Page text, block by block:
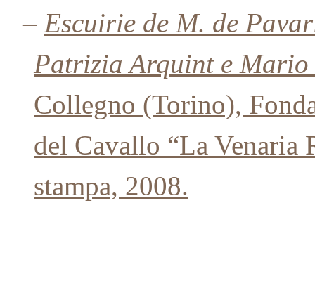
– Escuirie de M. de
Patrizia Arquint e Mario
Collegno (Torino),
del Cavallo “La Venaria
stampa, 2008.